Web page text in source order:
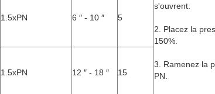
1.5xPN 6 ″ - 10 ″ 5
s'ouvrent.
2. Placez la
150%.
3. Ramenez la
PN.
1.5xPN 12 ″ - 18 ″ 15